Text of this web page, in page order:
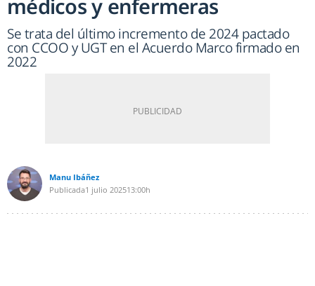
médicos y enfermeras
Se trata del último incremento de 2024 pactado
con CCOO y UGT en el Acuerdo Marco firmado en
2022
Manu Ibáñez
Publicada1 julio 202513:00h